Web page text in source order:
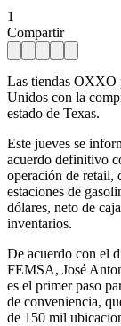
1
Compartir
Las tiendas OXXO
Unidos con la
estado de Texas.
Este jueves se
acuerdo definitivo
operación de retail,
estaciones de
dólares, neto de
inventarios.
De acuerdo con el
FEMSA, José
es el primer paso
de conveniencia,
de 150 mil